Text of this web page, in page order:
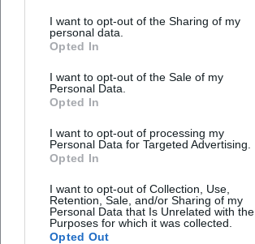
I want to opt-out of the Sharing of my
personal data.
Opted In
I want to opt-out of the Sale of my
Personal Data.
Opted In
I want to opt-out of processing my
Personal Data for Targeted Advertising.
Opted In
I want to opt-out of Collection, Use,
Retention, Sale, and/or Sharing of my
Personal Data that Is Unrelated with the
Purposes for which it was collected.
Opted Out
Tickets buchen